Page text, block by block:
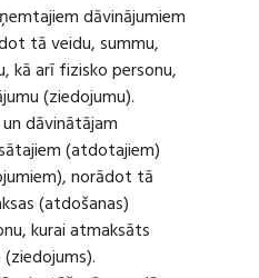
dāvinājumiem
tā veidu, summu,
kā arī fizisko personu,
(ziedojumu).
dāvinātājam
(atdotajiem)
norādot tā
(atdošanas)
kurai atmaksāts